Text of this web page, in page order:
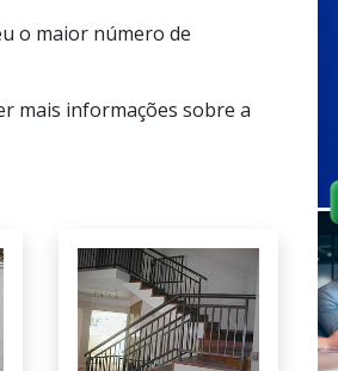
o maior número de
mais informações sobre a